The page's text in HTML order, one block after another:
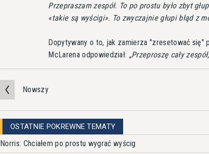
Przepraszam zespół. To po prostu było zbyt
«takie są wyścigi». To zwyczajnie głupi błąd z
Dopytywany o to, jak zamierza "zresetować się"
McLarena odpowiedział:
Przeproszę cały
Nowszy
OSTATNIE POKREWNE TEMATY
Norris: Chciałem po prostu wygrać wyścig